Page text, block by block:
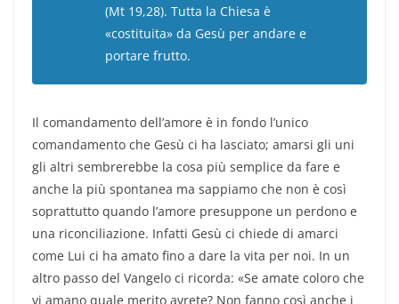
(Mt 19,28). Tutta la Chiesa è
«costituita» da Gesù per andare e
portare frutto.
Il comandamento dell’amore è in fondo l’unico
comandamento che Gesù ci ha lasciato; amarsi gli uni
gli altri sembrerebbe la cosa più semplice da fare e
anche la più spontanea ma sappiamo che non è così
soprattutto quando l’amore presuppone un perdono e
una riconciliazione. Infatti Gesù ci chiede di amarci
come Lui ci ha amato fino a dare la vita per noi. In un
altro passo del Vangelo ci ricorda: «Se amate coloro che
vi amano quale merito avrete? Non fanno così anche i